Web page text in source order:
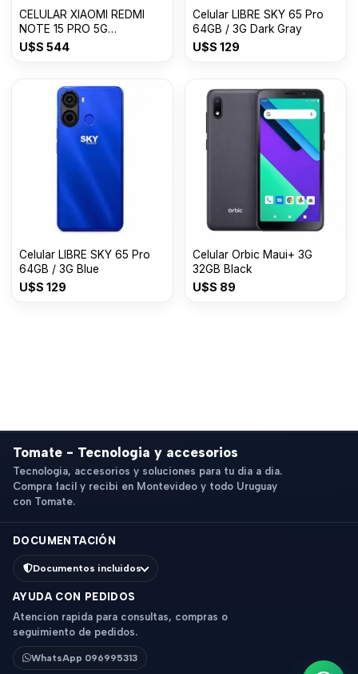
CELULAR XIAOMI REDMI
NOTE 15 PRO 5G
8GB+512GB
U$S 544
Celular LIBRE SKY 65 Pro
64GB / 3G Dark Gray
U$S 129
Celular LIBRE SKY 65 Pro
64GB / 3G Blue
U$S 129
Celular Orbic Maui+ 3G
32GB Black
U$S 89
Tomate - Tecnologia y accesorios
Tecnologia, accesorios y soluciones para tu dia a dia.
Compra facil y recibi en Montevideo y todo Uruguay
con Tomate.
DOCUMENTACIÓN
Documentos incluidos
AYUDA CON PEDIDOS
Atencion rapida para consultas, compras o
seguimiento de pedidos.
WhatsApp 096995313